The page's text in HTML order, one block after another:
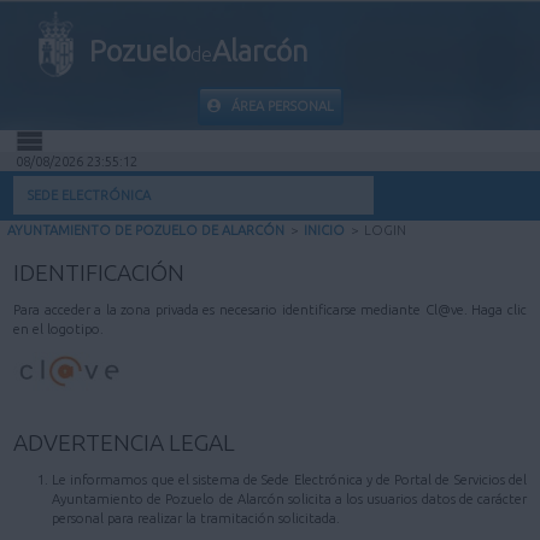
PozuelodeAlarcón
ÁREA PERSONAL
INICIO
MI CARPETA
INFORMACIÓN MUNICIPAL
AYUDA
08/08/2026 23:55:12
SEDE ELECTRÓNICA
AYUNTAMIENTO DE POZUELO DE ALARCÓN > INICIO > LOGIN
IDENTIFICACIÓN
Para acceder a la zona privada es necesario identificarse mediante Cl@ve. Haga clic
en el logotipo.
ADVERTENCIA LEGAL
Le informamos que el sistema de Sede Electrónica y de Portal de Servicios del
Ayuntamiento de Pozuelo de Alarcón solicita a los usuarios datos de carácter
personal para realizar la tramitación solicitada.